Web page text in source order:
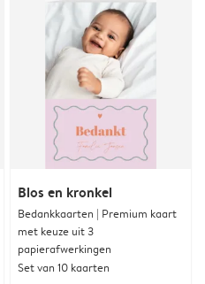
Blos en kronkel
Bedankkaarten | Premium kaart
met keuze uit 3
papierafwerkingen
Set van 10 kaarten